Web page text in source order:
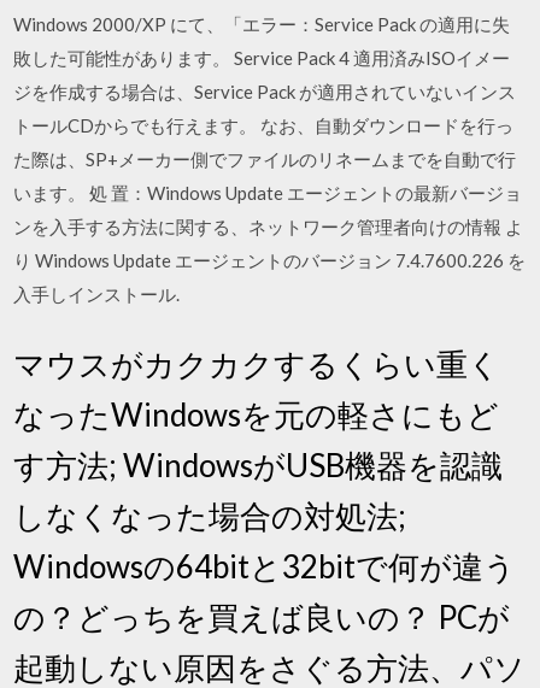
Windows 2000/XP にて、「エラー：Service Pack の適用に失
敗した可能性があります。 Service Pack 4 適用済みISOイメー
ジを作成する場合は、Service Pack が適用されていないインス
トールCDからでも行えます。 なお、自動ダウンロードを行っ
た際は、SP+メーカー側でファイルのリネームまでを自動で行
います。 処 置：Windows Update エージェントの最新バージョ
ンを入手する方法に関する、ネットワーク管理者向けの情報 よ
り Windows Update エージェントのバージョン 7.4.7600.226 を
入手しインストール.
マウスがカクカクするくらい重く
なったWindowsを元の軽さにもど
す方法; WindowsがUSB機器を認識
しなくなった場合の対処法;
Windowsの64bitと32bitで何が違う
の？どっちを買えば良いの？ PCが
起動しない原因をさぐる方法、パソ